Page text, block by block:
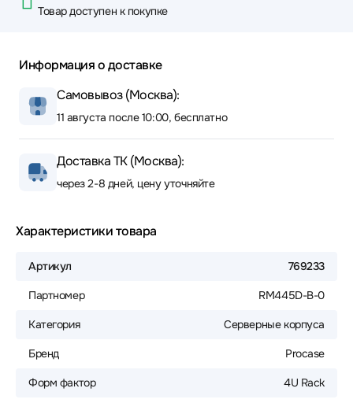
Товар доступен к покупке
Информация о доставке
Самовывоз (Москва):
11 августа после 10:00, бесплатно
Доставка ТК (Москва):
через 2-8 дней, цену уточняйте
Характеристики товара
Артикул 769233
Партномер RM445D-B-0
Категория Серверные корпуса
Бренд Procase
Форм фактор 4U Rack